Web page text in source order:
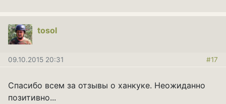
tosol
09.10.2015 20:31 #17
Спасибо всем за отзывы о ханкуке. Неожиданно
позитивно...